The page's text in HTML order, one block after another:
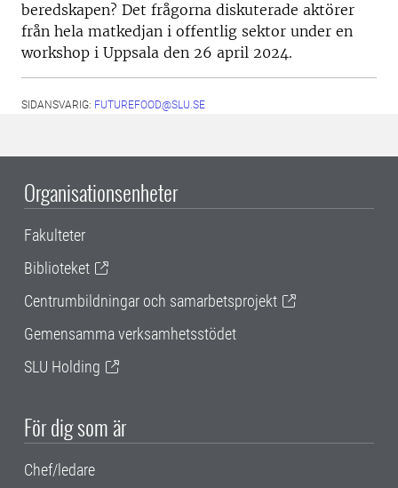
beredskapen? Det frågorna diskuterade aktörer
från hela matkedjan i offentlig sektor under en
workshop i Uppsala den 26 april 2024.
SIDANSVARIG: FUTUREFOOD@SLU.SE
Organisationsenheter
Fakulteter
Biblioteket
Centrumbildningar och samarbetsprojekt
Gemensamma verksamhetsstödet
SLU Holding
För dig som är
Chef/ledare